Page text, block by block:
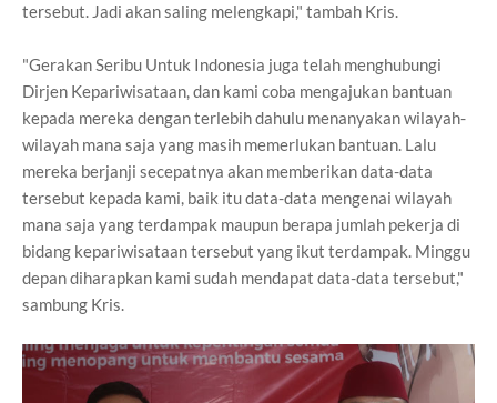
tersebut. Jadi akan saling melengkapi," tambah Kris.
"Gerakan Seribu Untuk Indonesia juga telah menghubungi
Dirjen Kepariwisataan, dan kami coba mengajukan bantuan
kepada mereka dengan terlebih dahulu menanyakan wilayah-
wilayah mana saja yang masih memerlukan bantuan. Lalu
mereka berjanji secepatnya akan memberikan data-data
tersebut kepada kami, baik itu data-data mengenai wilayah
mana saja yang terdampak maupun berapa jumlah pekerja di
bidang kepariwisataan tersebut yang ikut terdampak. Minggu
depan diharapkan kami sudah mendapat data-data tersebut,"
sambung Kris.